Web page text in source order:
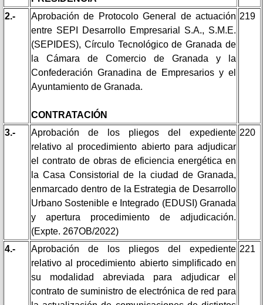
2.-
Aprobación de Protocolo General de actuación
entre SEPI Desarrollo Empresarial S.A., S.M.E.
(SEPIDES), Círculo Tecnológico de Granada de
la Cámara de Comercio de Granada y la
Confederación Granadina de Empresarios y el
Ayuntamiento de Granada.
CONTRATACIÓN
219
3.-
Aprobación de los pliegos del expediente
relativo al procedimiento abierto para adjudicar
el contrato de obras de eficiencia energética en
la Casa Consistorial de la ciudad de Granada,
enmarcado dentro de la Estrategia de Desarrollo
Urbano Sostenible e Integrado (EDUSI) Granada
y apertura procedimiento de adjudicación.
(Expte. 267OB/2022)
220
4.-
Aprobación de los pliegos del expediente
relativo al procedimiento abierto simplificado en
su modalidad abreviada para adjudicar el
contrato de suministro de electrónica de red para
221